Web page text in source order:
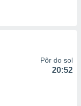
Pôr do sol
20:52